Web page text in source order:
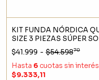
KIT FUNDA NÓRDICA
SIZE 3 PIEZAS SÚPER
CIERRE GRIS CLARO
$41.999 - $54.59870
Hasta 6cuotas sin interés
$9.333,11